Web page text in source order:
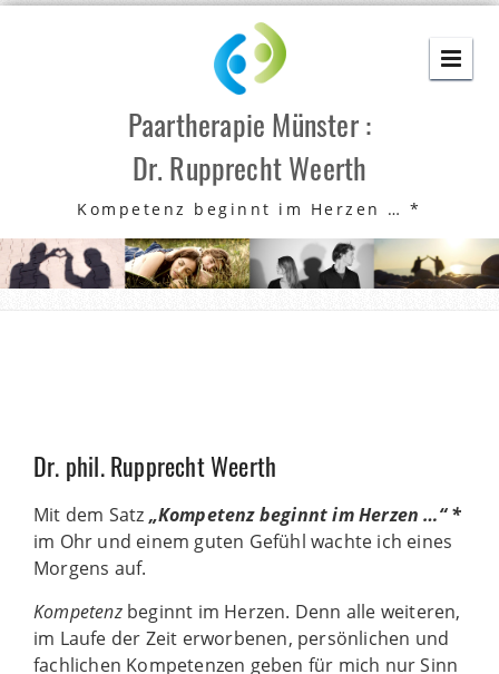
Paartherapie Münster :
Dr. Rupprecht Weerth
Kompetenz beginnt im Herzen … *
Dr. phil. Rupprecht Weerth
Mit dem Satz „Kompetenz beginnt im Herzen …“ *
im Ohr und einem guten Gefühl wachte ich eines
Morgens auf.
Kompetenzbeginnt im Herzen. Denn alle weiteren,
im Laufe der Zeit erworbenen, persönlichen und
fachlichen Kompetenzen geben für mich nur Sinn